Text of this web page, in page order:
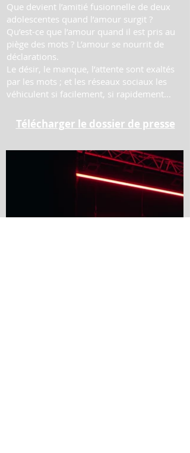
Que devient l’amitié fusionnelle de deux
adolescentes quand l’amour surgit ?
Qu’est-ce que l’amour quand il est pris au
piège des mots ? L’amour se nourrit de
déclarations.
Le désir, le manque, l’attente sont exaltés
par les mots ; et les réseaux sociaux les
véhiculent si facilement, si rapidement...
Télécharger le dossier de presse